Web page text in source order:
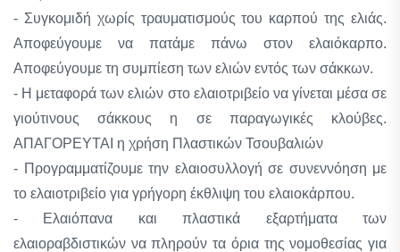
- Συγκομιδή χωρίς τραυματισμούς του καρπού της ελιάς.
Αποφεύγουμε να πατάμε πάνω στον ελαιόκαρπο.
Αποφεύγουμε τη συμπίεση των ελιών εντός των σάκκων.
- Η μεταφορά των ελιών στο ελαιοτριβείο να γίνεται μέσα σε
γιούτινους σάκκους η σε παραγωγικές κλούβες.
ΑΠΑΓΟΡΕΥΤΑΙ η χρήση Πλαστικών Τσουβαλιών
- Προγραμματίζουμε την ελαιοσυλλογή σε συνεννόηση με
το ελαιοτριβείο για γρήγορη έκθλιψη του ελαιοκάρπου.
- Ελαιόπανα και πλαστικά εξαρτήματα των
ελαιοραβδιστικών να πληρούν τα όρια της νομοθεσίας για